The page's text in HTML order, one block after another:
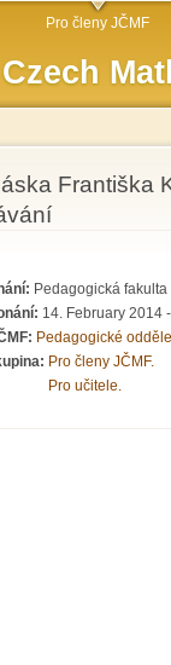
Pro členy JČMF
hereFrantiška
Pedagogická
14. February 2014
Pedagogické
Pro členy JČMF.
Pro učitele.